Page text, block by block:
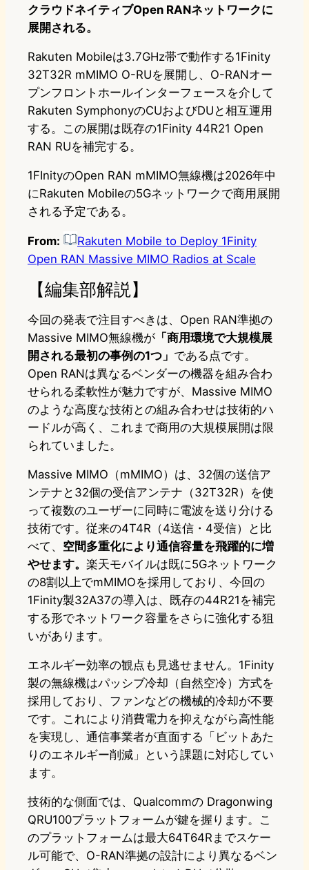
クラウドネイティブOpen RANネットワークに
展開される。
Rakuten Mobileは3.7GHz帯で動作する1Finity
32T32R mMIMO O-RUを展開し、O-RANオー
プンフロントホールインターフェースを介して
Rakuten SymphonyのCUおよびDUと相互運用
する。この展開は既存の1Finity 44R21 Open
RAN RUを補完する。
1FInityのOpen RAN mMIMO無線機は2026年中
にRakuten Mobileの5Gネットワークで商用展開
される予定である。
From:
Rakuten Mobile to Deploy 1Finity
Open RAN Massive MIMO Radios at Scale
【編集部解説】
今回の発表で注目すべきは、Open RAN準拠の
Massive MIMO無線機が 「商用環境で大規模展
開される最初の事例の1つ」 である点です。
Open RANは異なるベンダーの機器を組み合わ
せられる柔軟性が魅力ですが、Massive MIMO
のような高度な技術との組み合わせは技術的ハ
ードルが高く、これまで商用の大規模展開は限
られていました。
Massive MIMO（mMIMO）は、32個の送信ア
ンテナと32個の受信アンテナ（32T32R）を使
って複数のユーザーに同時に電波を送り分ける
技術です。従来の4T4R（4送信・4受信）と比
べて、 空間多重化により通信容量を飛躍的に増
やせます。 楽天モバイルは既に5Gネットワーク
の8割以上でmMIMOを採用しており、今回の
1Finity製32A37の導入は、既存の44R21を補完
する形でネットワーク容量をさらに強化する狙
いがあります。
エネルギー効率の観点も見逃せません。1Finity
製の無線機はパッシブ冷却（自然空冷）方式を
採用しており、ファンなどの機械的冷却が不要
です。これにより消費電力を抑えながら高性能
を実現し、通信事業者が直面する「ビットあた
りのエネルギー削減」という課題に対応してい
ます。
技術的な側面では、Qualcommの Dragonwing
QRU100プラットフォームが鍵を握ります。こ
のプラットフォームは最大64T64Rまでスケー
ル可能で、O-RAN準拠の設計により異なるベン